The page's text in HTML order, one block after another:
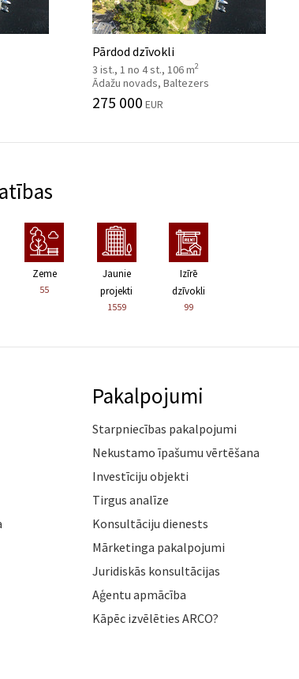
Pārdod dzīvokli
3 ist., 1 no 4 st., 106 m2
Ādažu novads, Baltezers
275 000 EUR
Zeme
55
Jaunie
projekti
1559
Izīrē
dzīvokli
99
Pakalpojumi
Starpniecības pakalpojumi
Nekustamo īpašumu vērtēšana
Investīciju objekti
Tirgus analīze
Konsultāciju dienests
Mārketinga pakalpojumi
Juridiskās konsultācijas
Aģentu apmācība
Kāpēc izvēlēties ARCO?